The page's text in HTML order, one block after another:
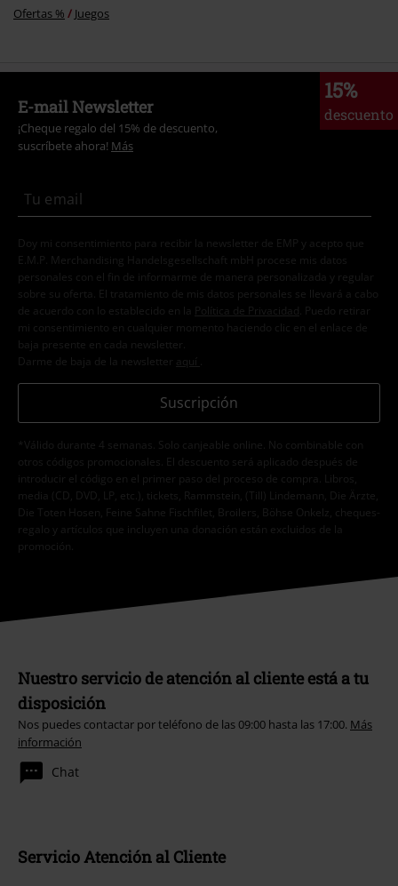
Ofertas % Juegos
15%
descuento
E-mail Newsletter
¡Cheque regalo del 15% de descuento,
suscríbete ahora! Más
Doy mi consentimiento para recibir la newsletter de EMP y acepto que
E.M.P. Merchandising Handelsgesellschaft mbH procese mis datos
personales con el fin de informarme de manera personalizada y regular
sobre su oferta. El tratamiento de mis datos personales se llevará a cabo
de acuerdo con lo establecido en la
Política de Privacidad . Puedo retirar
mi consentimiento en cualquier momento haciendo clic en el enlace de
baja presente en cada newsletter.
Darme de baja de la newsletter
aquí
Suscripción
*Válido durante 4 semanas. Solo canjeable online. No combinable con
otros códigos promocionales. El descuento será aplicado después de
introducir el código en el primer paso del proceso de compra. Libros,
media (CD, DVD, LP, etc.), tickets, Rammstein, (Till) Lindemann, Die Ärzte,
Die Toten Hosen, Feine Sahne Fischfilet, Broilers, Böhse Onkelz, cheques-
regalo y artículos que incluyen una donación están excluidos de la
promoción.
Nuestro servicio de atención al cliente está a tu
disposición
Nos puedes contactar por teléfono de las 09:00 hasta las 17:00. Más
información
Chat
Servicio Atención al Cliente